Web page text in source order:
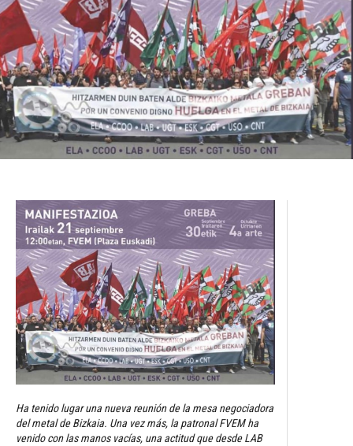
Ha tenido lugar una nueva reunión de la mesa negociadora
del metal de Bizkaia. Una vez más, la patronal FVEM ha
venido con las manos vacías, una actitud que desde LAB